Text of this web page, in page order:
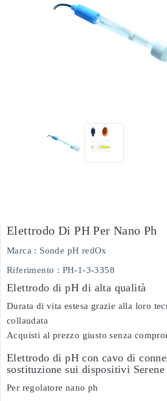
Elettrodo Di PH Per Nano Ph
Marca : Sonde pH redOx
Riferimento : PH-1-3-3358
Elettrodo di pH di alta qualità
Durata di vita estesa grazie alla loro
collaudata
Acquisti al prezzo giusto senza
Elettrodo di pH con cavo di
sostituzione sui dispositivi Serene
Per regolatore nano ph